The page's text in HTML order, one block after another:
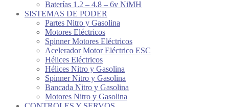
Baterías 1.2 – 4.8 – 6v NiMH
SISTEMAS DE PODER
Partes Nitro y Gasolina
Motores Eléctricos
Spinner Motores Eléctricos
Acelerador Motor Eléctrico ESC
Hélices Eléctricos
Hélices Nitro y Gasolina
Spinner Nitro y Gasolina
Bancada Nitro y Gasolina
Motores Nitro y Gasolina